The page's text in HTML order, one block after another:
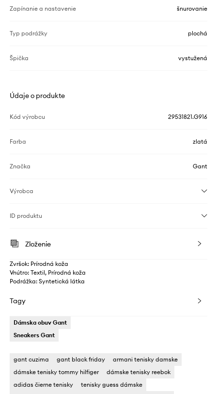
Zapínanie a nastavenie šnurovanie
Typ podrážky plochá
Špička vystužená
Údaje o produkte
Kód výrobcu 29531821.G916
Farba zlatá
Značka Gant
Výrobca
ID produktu
Zloženie
Zvršok: Prírodná koža
Vnútro: Textil, Prírodná koža
Podrážka: Syntetická látka
Tagy
Dámska obuv Gant
Sneakers Gant
gant cuzima gant black friday
armani tenisky damske
dámske tenisky tommy hilfiger
dámske tenisky reebok
adidas čierne tenisky
tenisky guess dámske